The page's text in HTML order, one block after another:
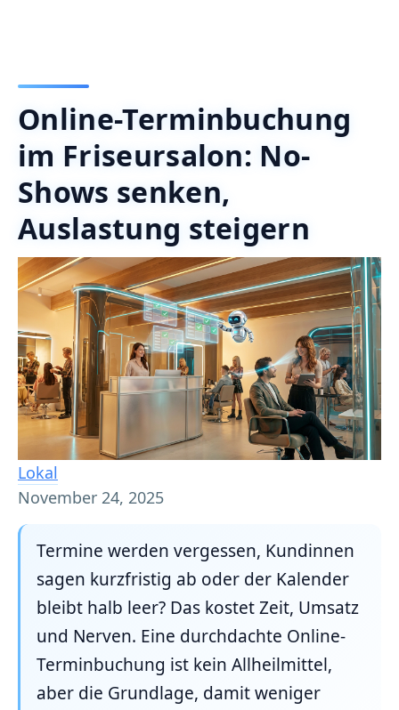
Online-Terminbuchung
im Friseursalon: No-
Shows senken,
Auslastung steigern
Lokal
November 24, 2025
Termine werden vergessen, Kundinnen
sagen kurzfristig ab oder der Kalender
bleibt halb leer? Das kostet Zeit, Umsatz
und Nerven. Eine durchdachte Online-
Terminbuchung ist kein Allheilmittel,
aber die Grundlage, damit weniger